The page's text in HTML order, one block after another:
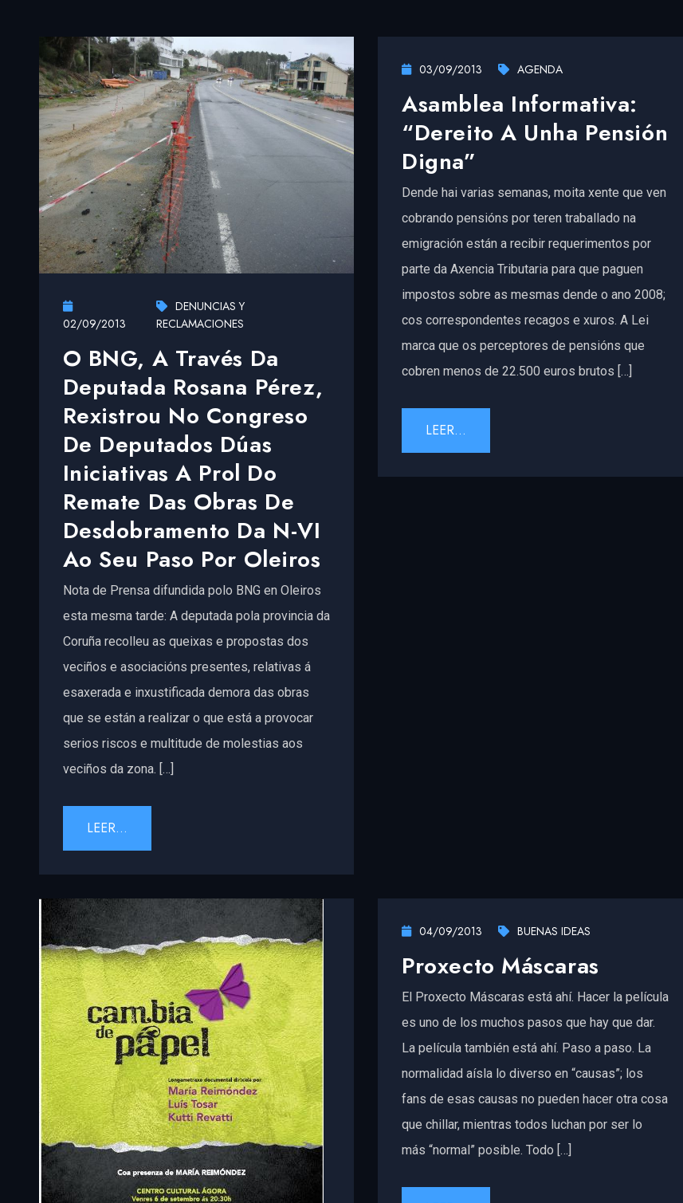
02/09/2013
DENUNCIAS Y
RECLAMACIONES
O BNG, A Través Da
Deputada Rosana Pérez,
Rexistrou No Congreso
De Deputados Dúas
Iniciativas A Prol Do
Remate Das Obras De
Desdobramento Da N-VI
Ao Seu Paso Por Oleiros
Nota de Prensa difundida polo BNG en Oleiros
esta mesma tarde: A deputada pola provincia da
Coruña recolleu as queixas e propostas dos
veciños e asociacións presentes, relativas á
esaxerada e inxustificada demora das obras
que se están a realizar o que está a provocar
serios riscos e multitude de molestias aos
veciños da zona. […]
LEER...
03/09/2013 AGENDA
Asamblea Informativa:
“Dereito A Unha Pensión
Digna”
Dende hai varias semanas, moita xente que ven
cobrando pensións por teren traballado na
emigración están a recibir requerimentos por
parte da Axencia Tributaria para que paguen
impostos sobre as mesmas dende o ano 2008;
cos correspondentes recagos e xuros. A Lei
marca que os perceptores de pensións que
cobren menos de 22.500 euros brutos […]
LEER...
04/09/2013 BUENAS IDEAS
Proxecto Máscaras
El Proxecto Máscaras está ahí. Hacer la película
es uno de los muchos pasos que hay que dar.
La película también está ahí. Paso a paso. La
normalidad aísla lo diverso en “causas”; los
fans de esas causas no pueden hacer otra cosa
que chillar, mientras todos luchan por ser lo
más “normal” posible. Todo […]